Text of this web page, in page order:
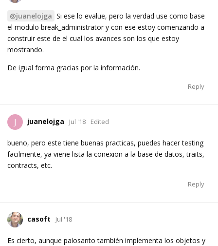
@juanelojga Si ese lo evalue, pero la verdad use como base
el modulo break_administrator y con ese estoy comenzando a
construir este de el cual los avances son los que estoy
mostrando.
De igual forma gracias por la información.
Reply
J juanelojga Jul '18 Edited
bueno, pero este tiene buenas practicas, puedes hacer testing
facilmente, ya viene lista la conexion a la base de datos, traits,
contracts, etc.
Reply
casoft Jul '18
Es cierto, aunque palosanto también implementa los objetos y